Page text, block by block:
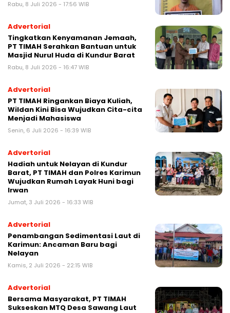
Rabu, 8 Juli 2026 - 17:56 WIB
Advertorial
Tingkatkan Kenyamanan Jemaah,
PT TIMAH Serahkan Bantuan untuk
Masjid Nurul Huda di Kundur Barat
Rabu, 8 Juli 2026 - 16:47 WIB
Advertorial
PT TIMAH Ringankan Biaya Kuliah,
Wildan Kini Bisa Wujudkan Cita-cita
Menjadi Mahasiswa
Senin, 6 Juli 2026 - 16:39 WIB
Advertorial
Hadiah untuk Nelayan di Kundur
Barat, PT TIMAH dan Polres Karimun
Wujudkan Rumah Layak Huni bagi
Irwan
Jumat, 3 Juli 2026 - 16:33 WIB
Advertorial
Penambangan Sedimentasi Laut di
Karimun: Ancaman Baru bagi
Nelayan
Kamis, 2 Juli 2026 - 22:15 WIB
Advertorial
Bersama Masyarakat, PT TIMAH
Sukseskan MTQ Desa Sawang Laut